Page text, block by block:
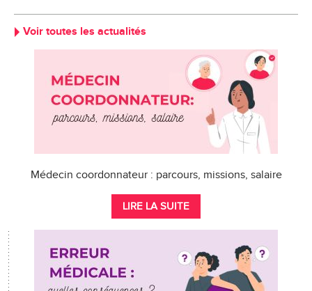
Voir toutes les actualités
Médecin coordonnateur : parcours, missions, salaire
LIRE LA SUITE